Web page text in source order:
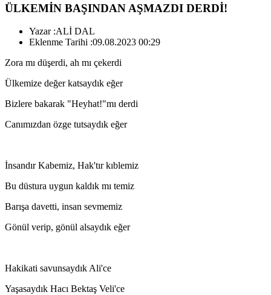
ÜLKEMİN BAŞINDAN AŞMAZDI DERDİ!
Yazar :ALİ DAL
Eklenme Tarihi :09.08.2023 00:29
Zora mı düşerdi, ah mı çekerdi
Ülkemize değer katsaydık eğer
Bizlere bakarak "Heyhat!"mı derdi
Canımızdan özge tutsaydık eğer
İnsandır Kabemiz, Hak'tır kıblemiz
Bu düstura uygun kaldık mı temiz
Barışa davetti, insan sevmemiz
Gönül verip, gönül alsaydık eğer
Hakikati savunsaydık Ali'ce
Yaşasaydık Hacı Bektaş Veli'ce